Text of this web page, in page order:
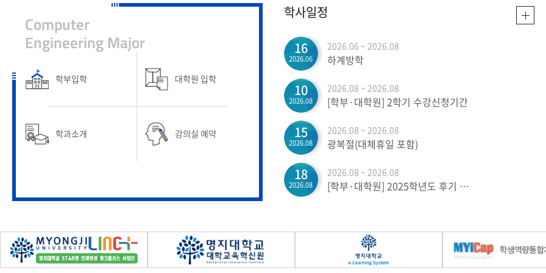
Computer
Engineering Major
학부입학 대학원 입학
학과소개 강의실 예약
학사일정
16
2026.06
2026.06 ~ 2026.08
하계방학
10
2026.08
2026.08 ~ 2026.08
[학부·대학원] 2학기 수강신청기간
15
2026.08
2026.08 ~ 2026.08
광복절(대체휴일 포함)
18
2026.08
2026.08 ~ 2026.08
[학부·대학원] 2025학년도 후기 학위수여식(인문)
[학부·대학원] 2학기 등록기간
2026.08
2026.08 ~ 2026.08
[학부·대학원] 2025학년도 후기 학위수여식(자연)